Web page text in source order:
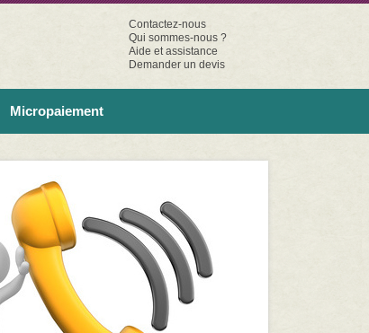
Contactez-nous
Qui sommes-nous ?
Aide et assistance
Demander un devis
Micropaiement